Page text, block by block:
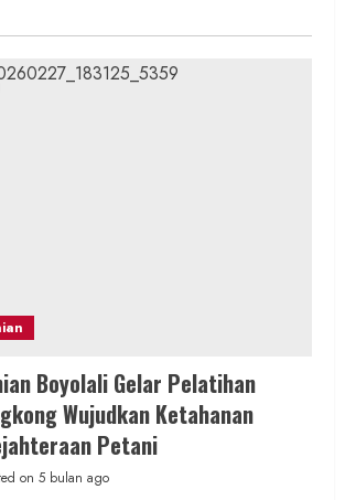
Boyolali Gelar Pelatihan
Wujudkan Ketahanan
Petani
on 5 bulan ago